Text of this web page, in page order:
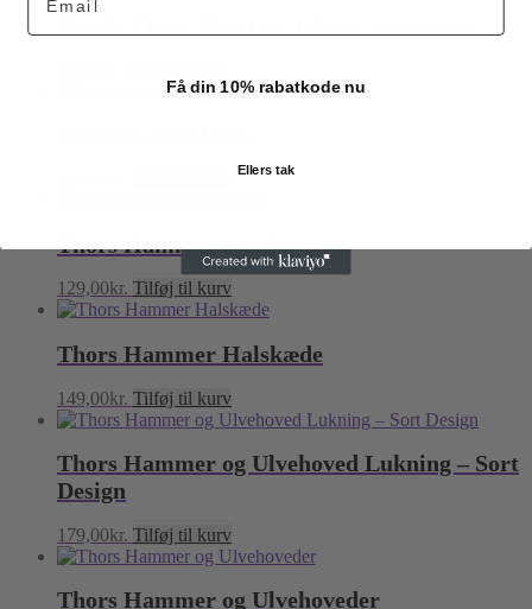
Thors Hammer Halskæde
129,00kr. Tilføj til kurv
Thors Hammer Halskæde
149,00kr. Tilføj til kurv
Thors Hammer og Ulvehoved Lukning – Sort
Design
179,00kr. Tilføj til kurv
Thors Hammer og Ulvehoveder
Få din 10% rabatkode nu
Ellers tak